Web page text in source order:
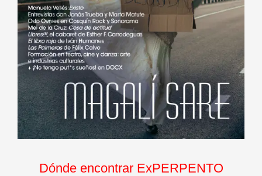
Dónde encontrar ExPERPENTO